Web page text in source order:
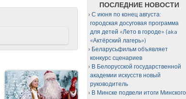
ПОСЛЕДНИЕ НОВОСТИ
С июня по конец августа:
городская досуговая программа
для детей «Лето в городе» (aka
«Актёрский лагерь»)
Беларусьфильм объявляет
конкурс сценариев
В Белорусской государственной
академии искусств новый
руководитель
В Минске подвели итоги Минского